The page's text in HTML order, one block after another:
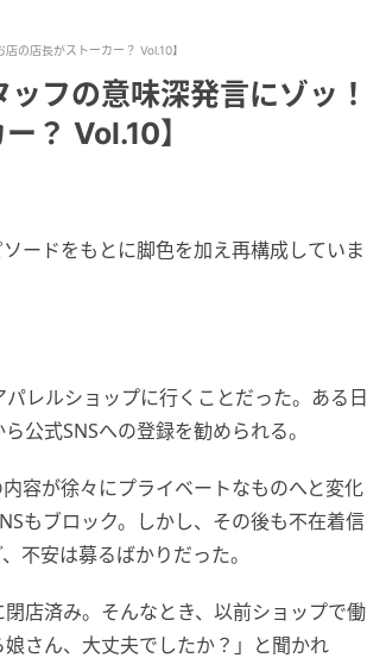
の店長がストーカー？ Vol.10】
フの意味深発言にゾッ！
？ Vol.10】
ードをもとに脚色を加え再構成していま
レルショップに行くことだった。ある日
公式SNSへの登録を勧められる。
容が徐々にプライベートなものへと変化
もブロック。しかし、その後も不在着信
不安は募るばかりだった。
店済み。そんなとき、以前ショップで働
さん、大丈夫でしたか？」と聞かれ